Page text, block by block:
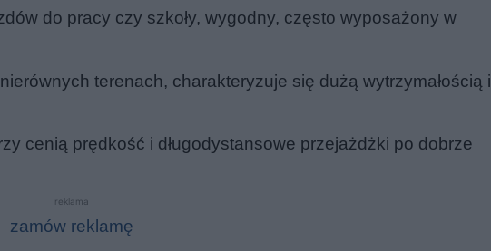
do pracy czy szkoły, wygodny, często wyposażony w
terenach, charakteryzuje się dużą wytrzymałością i
cenią prędkość i długodystansowe przejażdżki po dobrze
reklama
zamów reklamę